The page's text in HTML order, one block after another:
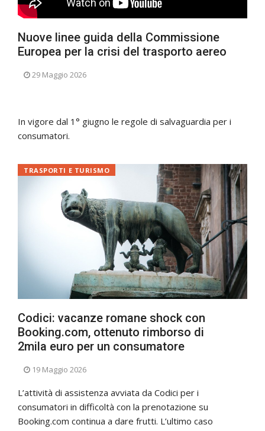
Nuove linee guida della Commissione
Europea per la crisi del trasporto aereo
29 Maggio 2026
In vigore dal 1° giugno le regole di salvaguardia per i
consumatori.
Codici: vacanze romane shock con
Booking.com, ottenuto rimborso di
2mila euro per un consumatore
TRASPORTI E TURISMO
19 Maggio 2026
L’attività di assistenza avviata da Codici per i
consumatori in difficoltà con la prenotazione su
Booking.com continua a dare frutti. L’ultimo caso